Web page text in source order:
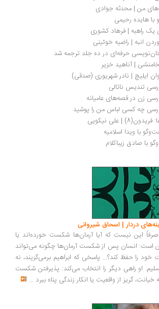
| محدثه جوادی
رحیمی
| فرهاد کشوری
| راضیه خوئینی
حرفه‌ای در ده جلد ترجمه شد
| آناهید خزیر
| نادر شهریوری (صدقی)
ناتالی
قصه‌های عامیانه
کسی لباس من را پوشید
اسلامیه
زیباکلام
| اسحاق شیروانی
نیست که آیا آرمان‌ها شکست خورده‌اند یا
پس از شکست آرمان‌ها چگونه می‌تواند
کند؟... پاسخی که ابراهیم برمی‌گزیند، نه
دیگر را انتخاب می‌کند: پذیرفتن شکست
از واقعیت یا انکار زندگی پناه ببرد...